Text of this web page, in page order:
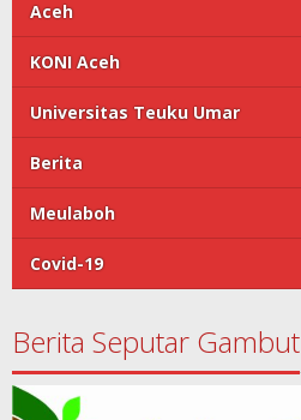
Aceh
KONI Aceh
Universitas Teuku Umar
Berita
Meulaboh
Covid-19
Berita Seputar Gambut